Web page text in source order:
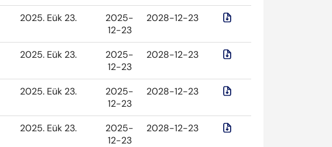
2025. Eük 23.
2025-
12-23
2028-12-23
2025. Eük 23.
2025-
12-23
2028-12-23
2025. Eük 23.
2025-
12-23
2028-12-23
2025. Eük 23.
2025-
12-23
2028-12-23